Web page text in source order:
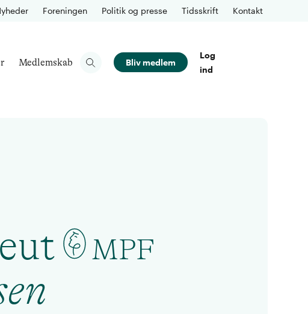
Foreningen Politik og presse Tidsskrift Kontakt
Medlemskab Bliv medlem
Log
ind
MPF